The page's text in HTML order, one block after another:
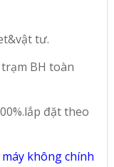
tư.
BH toàn
đặt theo
không chính